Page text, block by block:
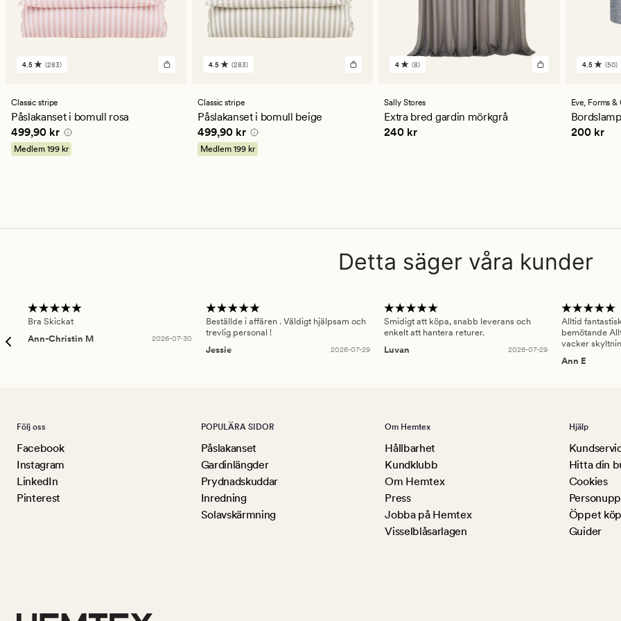
283
ett
genomsnittligt
betyg
på
4.5
4.5 (283)
Classic stripe
Påslakanset i bomull rosa
Pris 499,90 kr
499,90 kr
Medlem 199 kr
283
ett
genomsnittligt
betyg
på
4.5
4.5 (283)
Classic stripe
Påslakanset i bomull beige
Pris 499,90 kr
499,90 kr
Medlem199 kr
8
ett
genomsnittligt
betyg
på
4 (8)
Sally Stores
Extra bred gardin mörkgrå
Pris 240 kr
240 kr
50
ett
betyg
på
4.5 (50)
Eve, Forms &
Pris 200 kr
200 kr
Detta säger våra kunder
Bra Skickat
Ann-Christin M
2026-07-30
Beställde i affären . Väldigt hjälpsam och
trevlig personal !
Jessie
2026-07-29
Smidigt att köpa, snabb leverans och
enkelt att hantera returer.
Luvan
2026-07-29
Alltid
bemötande
vacker
Ann E
Följ oss
Facebook
Instagram
LinkedIn
Pinterest
POPULÄRA SIDOR
Påslakanset
Gardinlängder
Prydnadskuddar
Inredning
Solavskärmning
Om Hemtex
Hållbarhet
Kundklubb
Om Hemtex
Press
Jobba på Hemtex
Visselblåsarlagen
Hjälp
Hitta din
Cookies
Öppet
Guider